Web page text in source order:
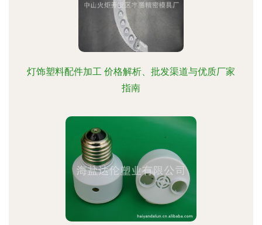
灯饰塑料配件加工 价格解析、批发渠道与优质厂家
指南